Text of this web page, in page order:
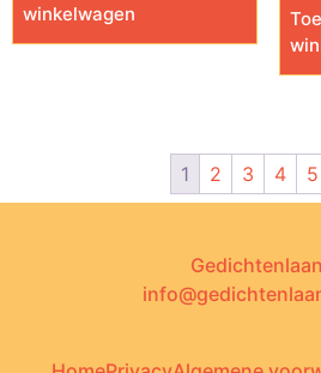
winkelwagen
1 2 3 4 5